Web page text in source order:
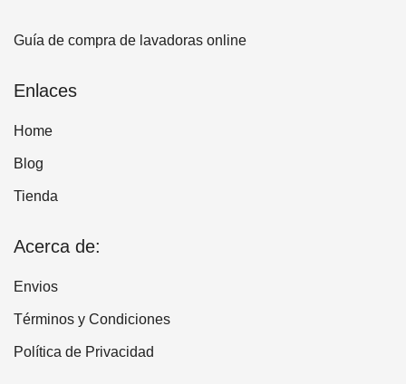
Guía de compra de lavadoras online
Enlaces
Home
Blog
Tienda
Acerca de:
Envios
Términos y Condiciones
Política de Privacidad